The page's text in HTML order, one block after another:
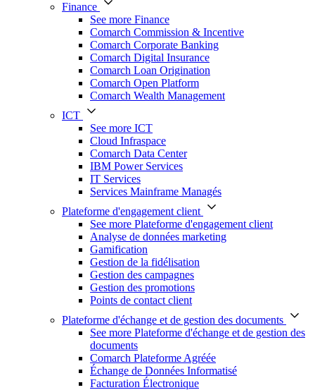
Finance
See more Finance
Comarch Commission & Incentive
Comarch Corporate Banking
Comarch Digital Insurance
Comarch Loan Origination
Comarch Open Platform
Comarch Wealth Management
ICT
See more ICT
Cloud Infraspace
Comarch Data Center
IBM Power Services
IT Services
Services Mainframe Managés
Plateforme d'engagement client
See more Plateforme d'engagement client
Analyse de données marketing
Gamification
Gestion de la fidélisation
Gestion des campagnes
Gestion des promotions
Points de contact client
Plateforme d'échange et de gestion des documents
See more Plateforme d'échange et de gestion des
documents
Comarch Plateforme Agréée
Échange de Données Informatisé
Facturation Électronique